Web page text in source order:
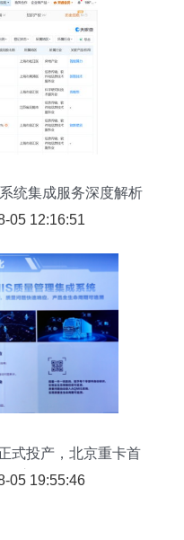
统集成服务深度解析
05 12:16:51
式投产，北京重卡首
即交付”
05 19:55:46